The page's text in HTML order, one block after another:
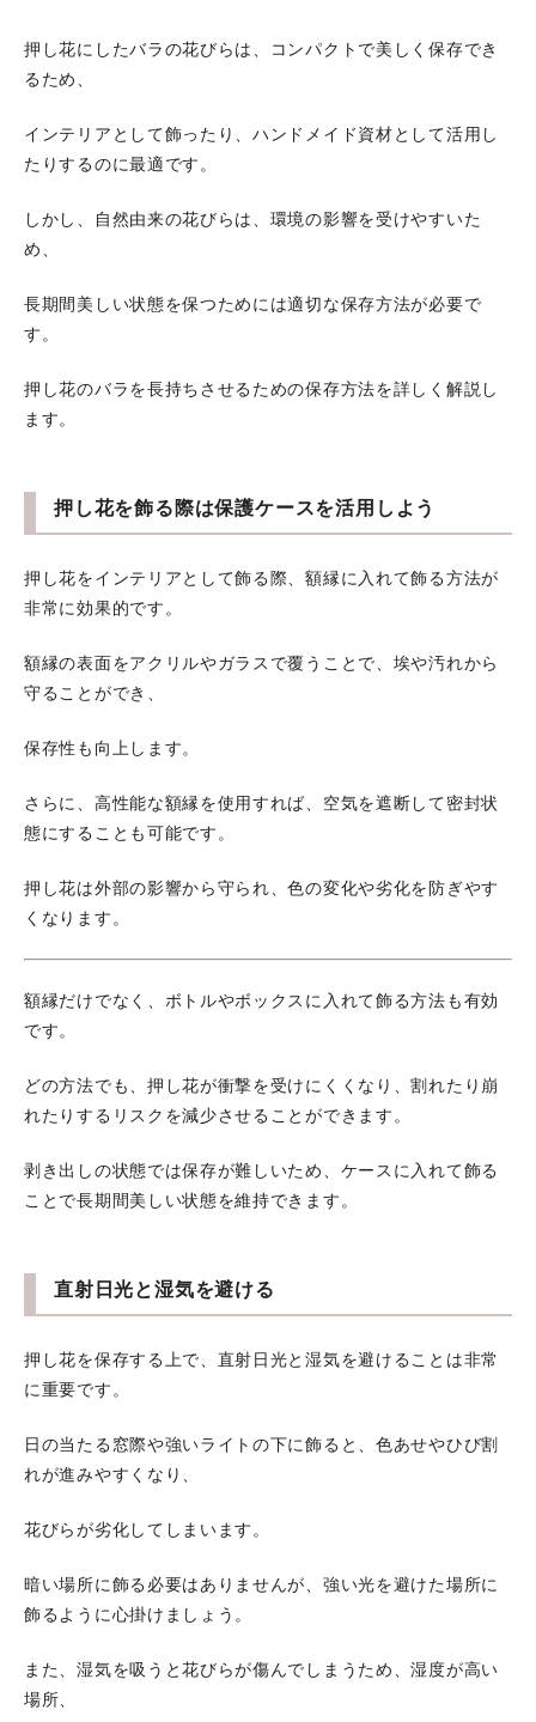
押し花にしたバラの花びらは、コンパクトで美しく保存でき
るため、
インテリアとして飾ったり、ハンドメイド資材として活用し
たりするのに最適です。
しかし、自然由来の花びらは、環境の影響を受けやすいた
め、
長期間美しい状態を保つためには適切な保存方法が必要で
す。
押し花のバラを長持ちさせるための保存方法を詳しく解説し
ます。
押し花を飾る際は保護ケースを活用しよう
押し花をインテリアとして飾る際、額縁に入れて飾る方法が
非常に効果的です。
額縁の表面をアクリルやガラスで覆うことで、埃や汚れから
守ることができ、
保存性も向上します。
さらに、高性能な額縁を使用すれば、空気を遮断して密封状
態にすることも可能です。
押し花は外部の影響から守られ、色の変化や劣化を防ぎやす
くなります。
額縁だけでなく、ボトルやボックスに入れて飾る方法も有効
です。
どの方法でも、押し花が衝撃を受けにくくなり、割れたり崩
れたりするリスクを減少させることができます。
剥き出しの状態では保存が難しいため、ケースに入れて飾る
ことで長期間美しい状態を維持できます。
直射日光と湿気を避ける
押し花を保存する上で、直射日光と湿気を避けることは非常
に重要です。
日の当たる窓際や強いライトの下に飾ると、色あせやひび割
れが進みやすくなり、
花びらが劣化してしまいます。
暗い場所に飾る必要はありませんが、強い光を避けた場所に
飾るように心掛けましょう。
また、湿気を吸うと花びらが傷んでしまうため、湿度が高い
場所、